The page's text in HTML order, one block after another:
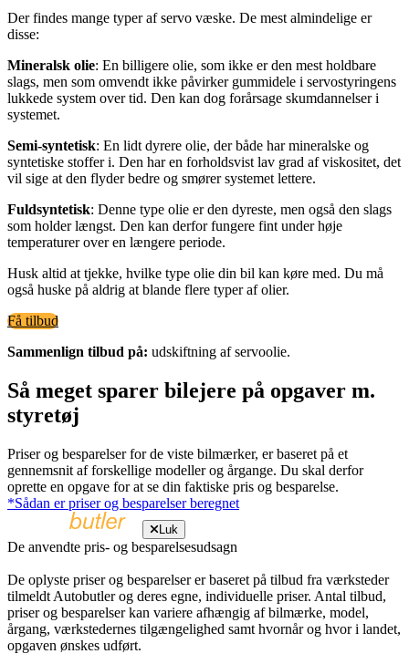
Der findes mange typer af servo væske. De mest almindelige er
disse:
Mineralsk olie: En billigere olie, som ikke er den mest holdbare
slags, men som omvendt ikke påvirker gummidele i servostyringens
lukkede system over tid. Den kan dog forårsage skumdannelser i
systemet.
Semi-syntetisk: En lidt dyrere olie, der både har mineralske og
syntetiske stoffer i. Den har en forholdsvist lav grad af viskositet, det
vil sige at den flyder bedre og smører systemet lettere.
Fuldsyntetisk: Denne type olie er den dyreste, men også den slags
som holder længst. Den kan derfor fungere fint under høje
temperaturer over en længere periode.
Husk altid at tjekke, hvilke type olie din bil kan køre med. Du må
også huske på aldrig at blande flere typer af olier.
Få tilbud
Sammenlign tilbud på: udskiftning af servoolie.
Så meget sparer bilejere på opgaver m.
styretøj
Priser og besparelser for de viste bilmærker, er baseret på et
gennemsnit af forskellige modeller og årgange. Du skal derfor
oprette en opgave for at se din faktiske pris og besparelse.
*Sådan er priser og besparelser beregnet
Luk
De anvendte pris- og besparelsesudsagn
De oplyste priser og besparelser er baseret på tilbud fra værksteder
tilmeldt Autobutler og deres egne, individuelle priser. Antal tilbud,
priser og besparelser kan variere afhængig af bilmærke, model,
årgang, værkstedernes tilgængelighed samt hvornår og hvor i landet,
opgaven ønskes udført.